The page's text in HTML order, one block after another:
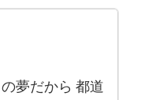
夢だから 都道